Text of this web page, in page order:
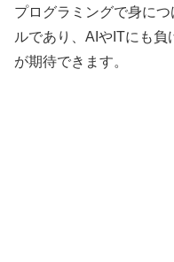
プログラミングで身に
ルであり、AIやITにも負
が期待できます。